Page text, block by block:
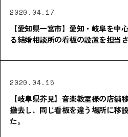
2020.04.17
【愛知県一宮市】愛知・岐阜を中
る結婚相談所の看板の設置を担当
2020.04.15
【岐阜県芥見】音楽教室様の店舗
撤去し、同じ看板を違う場所に移
た。